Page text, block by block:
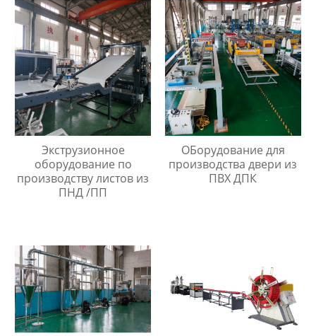
Экструзионное
оборудование по
производству листов из
ПНД /ПП
ОБорудование для
производства двери из
ПВХ ДПК